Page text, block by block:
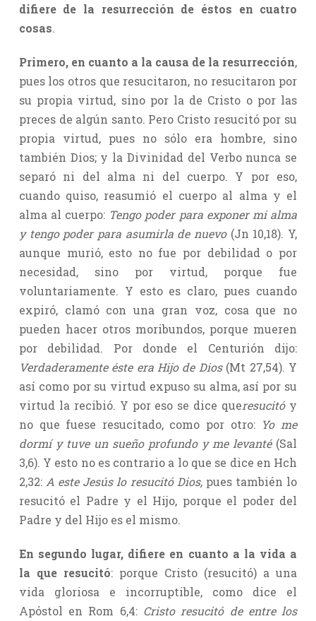
difiere de la resurrección de éstos en cuatro
cosas.
Primero, en cuanto a la causa de la resurrección,
pues los otros que resucitaron, no resucitaron por
su propia virtud, sino por la de Cristo o por las
preces de algún santo. Pero Cristo resucitó por su
propia virtud, pues no sólo era hombre, sino
también Dios; y la Divinidad del Verbo nunca se
separó ni del alma ni del cuerpo. Y por eso,
cuando quiso, reasumió el cuerpo al alma y el
alma al cuerpo: Tengo poder para exponer mi alma
y tengo poder para asumirla de nuevo (Jn 10,18). Y,
aunque murió, esto no fue por debilidad o por
necesidad, sino por virtud, porque fue
voluntariamente. Y esto es claro, pues cuando
expiró, clamó con una gran voz, cosa que no
pueden hacer otros moribundos, porque mueren
por debilidad. Por donde el Centurión dijo:
Verdaderamente éste era Hijo de Dios (Mt 27,54). Y
así como por su virtud expuso su alma, así por su
virtud la recibió. Y por eso se dice queresucitó y
no que fuese resucitado, como por otro: Yo me
dormí y tuve un sueño profundo y me levanté (Sal
3,6). Y esto no es contrario a lo que se dice en Hch
2,32: A este Jesús lo resucitó Dios, pues también lo
resucitó el Padre y el Hijo, porque el poder del
Padre y del Hijo es el mismo.
En segundo lugar, difiere en cuanto a la vida a
la que resucitó: porque Cristo (resucitó) a una
vida gloriosa e incorruptible, como dice el
Apóstol en Rom 6,4: Cristo resucitó de entre los